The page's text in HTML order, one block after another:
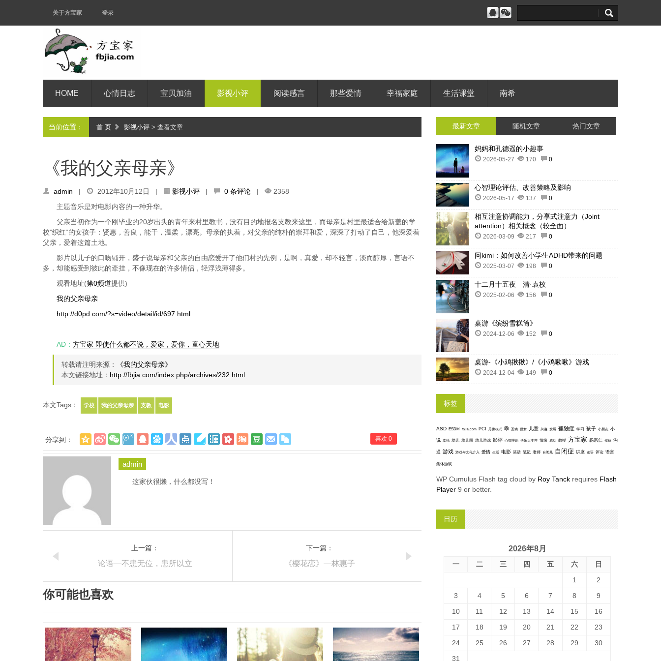
关于方宝家 登录
HOME 心情日志 宝贝加油 影视小评 阅读感言 那些爱情 幸福家庭 生活课堂 南希
当前位置： 首 页 影视小评 > 查看文章
《我的父亲母亲》
admin | 2012年10月12日 | 影视小评 | 0 条评论 |
2358
主题音乐是对电影内容的一种升华。
父亲当初作为一个刚毕业的20岁出头的青年来村里教书，没有目的地报名支教来这里，而母亲是村里最适合给新盖的学
校”织红“的女孩子：贤惠，善良，能干，温柔，漂亮。母亲的执着，对父亲的纯朴的崇拜和爱，深深了打动了自己，他深爱着
父亲，爱着这篇土地。
影片以儿子的口吻铺开，盛子说母亲和父亲的自由恋爱开了他们村的先例，是啊，真爱，却不轻言，淡而醇厚，言语不
多，却能感受到彼此的牵挂，不像现在的许多情侣，轻浮浅薄得多。
观看地址(第0频道提供)
我的父亲母亲
http://d0pd.com/?s=video/detail/id/697.html
AD： 方宝家 即使什么都不说，爱家，爱你，童心天地
转载请注明来源：
《我的父亲母亲》
本文链接地址： http://fbjia.com/index.php/archives/232.html
本文Tags： 学校 我的父亲母亲 支教 电影
分享到： 喜欢 0
admin
这家伙很懒，什么都没写！
上一篇：
论语—不患无位，患所以立
下一篇：
《樱花恋》—林惠子
你可能也喜欢
最新文章 随机文章 热门文章
妈妈和孔德遥的小趣事
2026-05-27 170 0
心智理论评估、改善策略及影响
2026-05-17 137 0
相互注意协调能力，分享式注意力（Joint
attention）相关概念（较全面）
2026-03-09 217 0
问kimi：如何改善小学生ADHD带来的问题
2025-03-07 198 0
十二月十五夜—清·袁枚
2025-02-06 156 0
桌游《缤纷雪糕筒》
2024-12-06 152 0
桌游-《小鸡揪揪》/《小鸡啾啾》游戏
2024-12-04 149 0
标签
ASD ESDM fbjia.com PCI 丹佛模式 乖 互动 侄女 儿童 兴趣 发展 孤独症 学习 孩子 小朋友 小
说 幸福 幼儿 幼儿园 幼儿游戏 影评 心智理论 快乐大本营 情绪 感动 教授 方宝家 杨宗仁 模仿 沟
通 游戏 游戏与文化介入 爱情 生活 电影 笑话 笔记 老师 自闭儿 自闭症 讲座 论语 评论 语言
集体游戏
WP Cumulus Flash tag cloud by Roy Tanck requires Flash
Player 9 or better.
日历
2026年8月
一 二 三 四 五 六
日
1
2
3
4 5 6 7 8
9
10
11 12 13 14 15
16
17
18 19 20 21 22
23
24
25 26 27 28 29
30
31